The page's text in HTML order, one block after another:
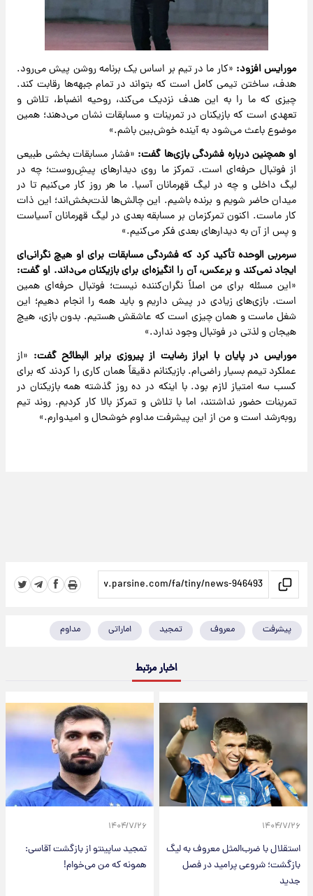
مورایس افزود: «کار ما در تیم بر اساس یک برنامه روشن پیش می‌رود.
هدف، ساختن تیمی کامل است که بتواند در تمام جبهه‌ها رقابت کند.
چیزی که ما را به این هدف نزدیک می‌کند، روحیه انضباط، تلاش و
تعهدی است که بازیکنان در تمرینات و مسابقات نشان می‌دهند؛ همین
موضوع باعث می‌شود به آینده خوش‌بین باشم.»
او همچنین درباره فشردگی بازی‌ها گفت: «فشار مسابقات بخشی طبیعی
از فوتبال حرفه‌ای است. تمرکز ما روی دیدارهای پیشِ‌روست؛ چه در
لیگ داخلی و چه در لیگ قهرمانان آسیا. ما هر روز کار می‌کنیم تا در
میدان حاضر شویم و برنده باشیم. این چالش‌ها لذت‌بخش‌اند؛ این ذات
کار ماست. اکنون تمرکزمان بر مسابقه بعدی در لیگ قهرمانان آسیاست
و پس از آن به دیدارهای بعدی فکر می‌کنیم.»
سرمربی الوحده تأکید کرد که فشردگی مسابقات برای او هیچ نگرانی‌ای
ایجاد نمی‌کند و برعکس، آن را انگیزه‌ای برای بازیکنان می‌داند. او گفت:
«این مسئله برای من اصلاً نگران‌کننده نیست؛ فوتبال حرفه‌ای همین
است. بازی‌های زیادی در پیش داریم و باید همه را انجام دهیم؛ این
شغل ماست و همان چیزی است که عاشقش هستیم. بدون بازی، هیچ
هیجان و لذتی در فوتبال وجود ندارد.»
مورایس در پایان با ابراز رضایت از پیروزی برابر البطائح گفت: «از
عملکرد تیمم بسیار راضی‌ام. بازیکنانم دقیقاً همان کاری را کردند که برای
کسب سه امتیاز لازم بود. با اینکه در ده روز گذشته همه بازیکنان در
تمرینات حضور نداشتند، اما با تلاش و تمرکز بالا کار کردیم. روند تیم
رو‌به‌رشد است و من از این پیشرفت مداوم خوشحال و امیدوارم.»
پیشرفت معروف تمجید اماراتی مداوم
اخبار مرتبط
۱۴۰۴/۷/۲۶
استقلال با ضرب‌المثل معروف به لیگ
بازگشت؛ شروعی پرامید در فصل
جدید
۱۴۰۴/۷/۲۶
تمجید ساپینتو از بازگشت آقاسی:
همونه که من می‌خوام!